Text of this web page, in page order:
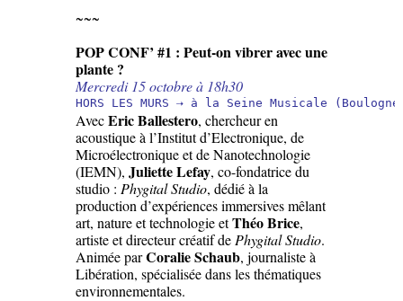
~~~
POP CONF’ #1 : Peut-on vibrer avec une
plante ?
Mercredi 15 octobre à 18h30
HORS LES MURS ⇢ à la Seine Musicale
AvecEric Ballestero, chercheur en
acoustique à l’Institut d’Electronique, de
Microélectronique et de Nanotechnologie
(IEMN), Juliette Lefay, co-fondatrice du
studio : Phygital Studio, dédié à la
production d’expériences immersives mêlant
art, nature et technologie etThéo Brice,
artiste et directeur créatif de Phygital Studio.
Animée parCoralie Schaub, journaliste à
Libération, spécialisée dans les thématiques
environnementales.